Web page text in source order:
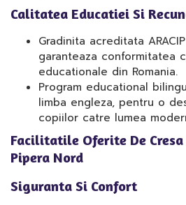
Calitatea Educatiei Si
Gradinita acreditata
garanteaza conformitatea
educationale din Romania.
Program educational
limba engleza, pentru o
copiilor catre lumea
Facilitatile Oferite De
Pipera Nord
Siguranta Si Confort